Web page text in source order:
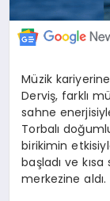
Müzik
Derviş, farklı
sahne
Torbalı
birikimin
başladı ve
merkezine aldı.